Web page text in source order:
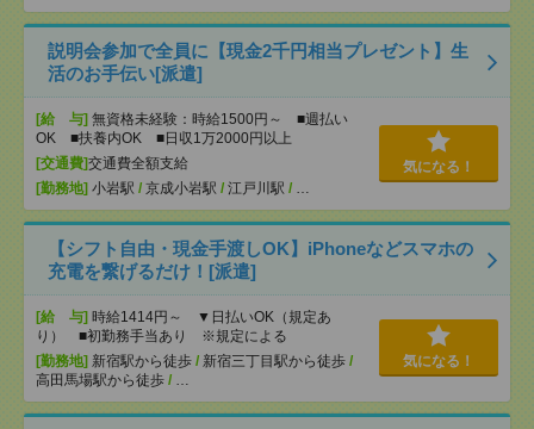
説明会参加で全員に【現金2千円相当プレゼント】生
活のお手伝い[派遣]
[給 与] 無資格未経験：時給1500円～ ■週払い
OK ■扶養内OK ■日収1万2000円以上
[交通費]交通費全額支給
[勤務地] 小岩駅 / 京成小岩駅 / 江戸川駅 / …
気になる！
【シフト自由・現金手渡しOK】iPhoneなどスマホの
充電を繋げるだけ！[派遣]
[給 与] 時給1414円～ ▼日払いOK（規定あ
り） ■初勤務手当あり ※規定による
[勤務地] 新宿駅から徒歩 / 新宿三丁目駅から徒歩 /
高田馬場駅から徒歩 / …
気になる！